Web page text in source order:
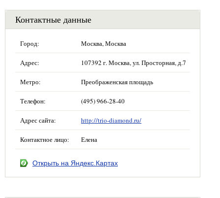
Контактные данные
Город: Москва, Москва
Адрес: 107392 г. Москва, ул. Просторная, д.7
Метро: Преображенская площадь
Телефон: (495) 966-28-40
Адрес сайта: http://trio-diamond.ru/
Контактное лицо: Елена
Открыть на Яндекс.Картах